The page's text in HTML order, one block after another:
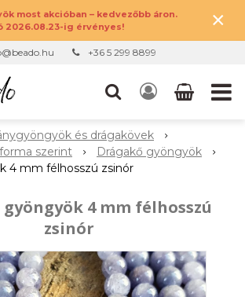
most akcióban – kedvezőbb áron.
2026.08.23-ig érvényes!
×
+36 5 299 8899
és drágakövek
szerint
Drágakő gyöngyök
4 mm félhosszú zsinór
4 mm félhosszú
zsinór